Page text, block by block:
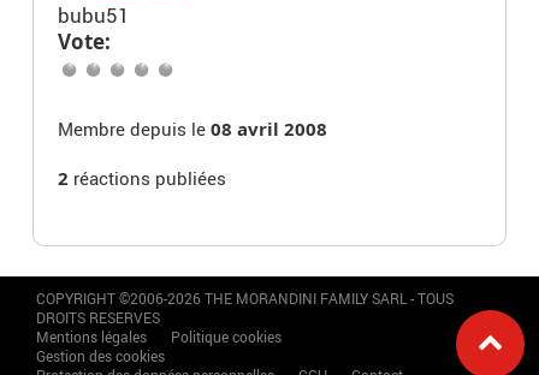
bubu51
Vote:
Membre depuis le08 avril 2008
2 réactions publiées
COPYRIGHT ©2006-2026 THE MORANDINI FAMILY SARL - TOUS
DROITS RESERVES
Mentions légales
Politique cookies
Gestion des cookies